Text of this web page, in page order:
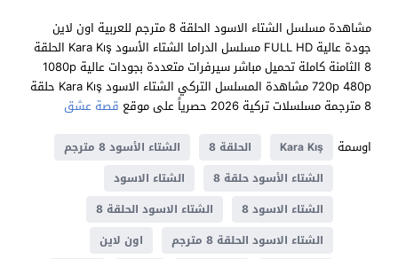
مشاهدة مسلسل الشتاء الاسود الحلقة 8 مترجم للعربية اون لاين
جودة عالية FULL HD مسلسل الدراما الشتاء الأسود Kara Kış الحلقة
8 الثامنة كاملة تحميل مباشر سيرفرات متعددة بجودات عالية 1080p
720p 480p مشاهدة المسلسل التركي الشتاء الاسود Kara Kış حلقة
8 مترجمة مسلسلات تركية 2026 حصرياً على موقع
قصة عشق
اوسمة
Kara Kış الحلقة 8
الشتاء الأسود 8 مترجم
الشتاء الأسود حلقة 8
الشتاء الاسود
الشتاء الاسود 8
الشتاء الاسود الحلقة 8
الشتاء الاسود الحلقة 8 مترجم
اون لاين